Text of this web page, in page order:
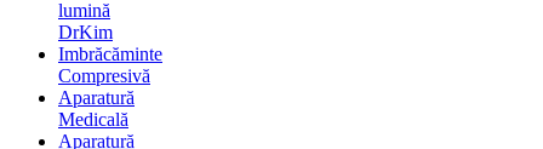
lumină
DrKim
Imbrăcăminte
Compresivă
Aparatură
Medicală
Aparatură